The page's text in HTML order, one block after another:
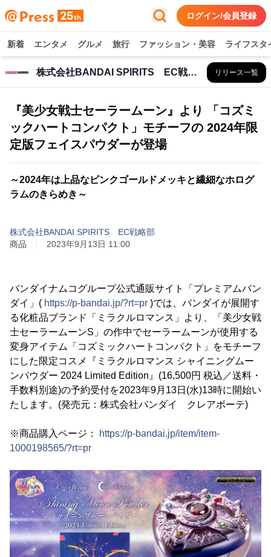
ログイン/会員登録
新着 エンタメ グルメ 旅行 ファッション・美容 ライフスタ
株式会社BANDAI SPIRITS EC戦略部 リリース一覧
『美少女戦士セーラームーン』より 「コズミ
ックハートコンパクト」モチーフの 2024年限
定版フェイスパウダーが登場
～2024年は上品なピンクゴールドメッキと繊細なホログ
ラムのきらめき～
株式会社BANDAI SPIRITS EC戦略部
商品
2023年9月13日 11:00
バンダイナムコグループ公式通販サイト「プレミアムバン
ダイ」( https://p-bandai.jp/?rt=pr )では、バンダイが展開す
る化粧品ブランド「ミラクルロマンス」より、「美少女戦
士セーラームーンS」の作中でセーラームーンが使用する
変身アイテム「コズミックハートコンパクト」をモチーフ
にした限定コスメ『ミラクルロマンス シャイニングムー
ンパウダー 2024 Limited Edition』(16,500円 税込／送料・
手数料別途)の予約受付を2023年9月13日(水)13時に開始い
たします。(発売元：株式会社バンダイ クレアボーテ)
※商品購入ページ：
https://p-bandai.jp/item/item-
1000198565/?rt=pr